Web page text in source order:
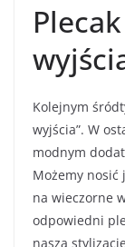
Kolejnym
wyjścia”. W
modnym
Możemy nosić
na wieczorne
odpowiedni
naszą